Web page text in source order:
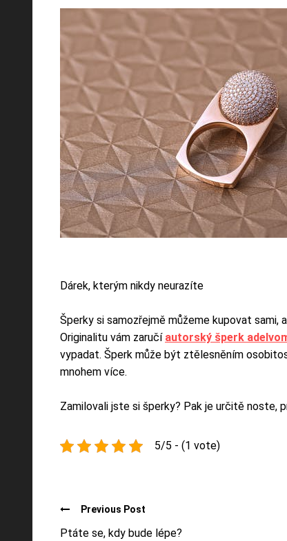
Dárek, kterým nikdy neurazíte
Šperky si samozřejmě můžeme kupovat
Originalitu vám zaručí autorský šperk
vypadat. Šperk může být ztělesněním
mnohem více.
Zamilovali jste si šperky? Pak je určitě noste,
5/5 - (1 vote)
Previous Post
Ptáte se, kdy bude lépe?